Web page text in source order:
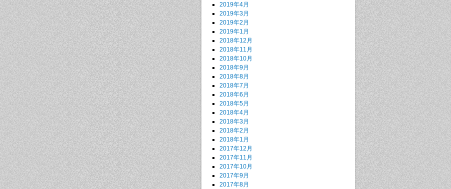
2019年4月
2019年3月
2019年2月
2019年1月
2018年12月
2018年11月
2018年10月
2018年9月
2018年8月
2018年7月
2018年6月
2018年5月
2018年4月
2018年3月
2018年2月
2018年1月
2017年12月
2017年11月
2017年10月
2017年9月
2017年8月